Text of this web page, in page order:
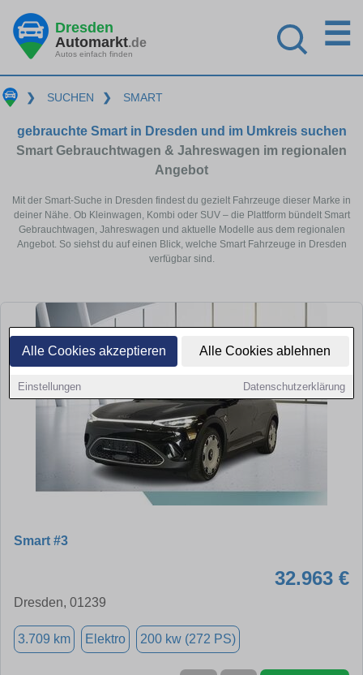
Alle Cookies akzeptieren Alle Cookies ablehnen
Einstellungen Datenschutzerklärung
Dresden
Automarkt.de
Autos einfach finden
☰
❯ SUCHEN ❯ SMART
gebrauchte Smart in Dresden und im Umkreis suchen
Smart Gebrauchtwagen & Jahreswagen im regionalen
Angebot
Mit der Smart-Suche in Dresden findest du gezielt Fahrzeuge dieser Marke in
deiner Nähe. Ob Kleinwagen, Kombi oder SUV – die Plattform bündelt Smart
Gebrauchtwagen, Jahreswagen und aktuelle Modelle aus dem regionalen
Angebot. So siehst du auf einen Blick, welche Smart Fahrzeuge in Dresden
verfügbar sind.
Smart #3
32.963 €
Dresden, 01239
3.709 km Elektro 200 kw (272 PS)